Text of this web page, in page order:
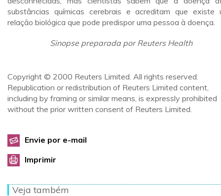
substâncias químicas cerebrais e acreditam que existe
relação biológica que pode predispor uma pessoa à doença.
Sinopse preparada por Reuters Health
Copyright © 2000 Reuters Limited. All rights reserved.
Republication or redistribution of Reuters Limited content,
including by framing or similar means, is expressly prohibited
without the prior written consent of Reuters Limited.
Envie por e-mail
Imprimir
Veja também